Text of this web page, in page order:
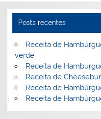
o
k
Posts recentes
Receita de
verde
Receita de
Receita de
Receita de
Receita de